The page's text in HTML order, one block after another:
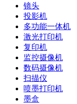
镜头
投影机
多功能一体机
激光打印机
复印机
监控摄像机
数码摄像机
扫描仪
喷墨打印机
墨盒